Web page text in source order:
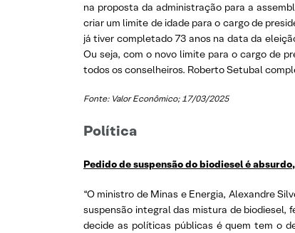
na proposta da administração para a
criar um limite de idade para o cargo de
já tiver completado 73 anos na data da
Ou seja, com o novo limite para o cargo de
todos os conselheiros. Roberto Setubal
Fonte: Valor Econômico; 17/03/2025
Política
Pedido de suspensão do biodiesel é
“O ministro de Minas e Energia, Alexandre
suspensão integral das mistura de biodiesel,
decide as políticas públicas é quem tem o